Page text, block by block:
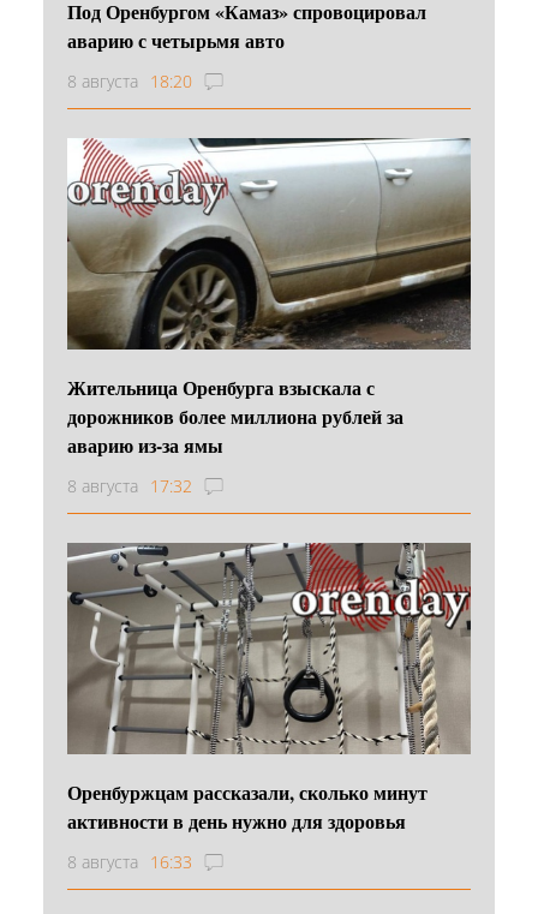
Под Оренбургом «Камаз» спровоцировал
аварию с четырьмя авто
8 августа 18:20
Жительница Оренбурга взыскала с
дорожников более миллиона рублей за
аварию из-за ямы
8 августа 17:32
Оренбуржцам рассказали, сколько минут
активности в день нужно для здоровья
8 августа 16:33